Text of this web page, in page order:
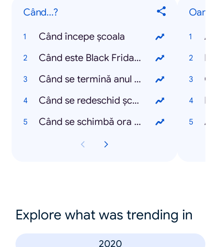
Când...?
Când începe școala
Când este Black Friday 2021
Când se termină anul școlar 2021
Când se redeschid școlile
Când se schimbă ora 2021
Explore what was trending in
2020